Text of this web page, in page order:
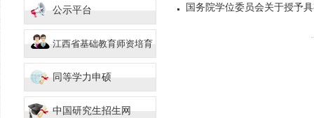
国务院学位委员会关于授予
公示平台
江西省基础教育师资培育
同等学力申硕
中国研究生招生网